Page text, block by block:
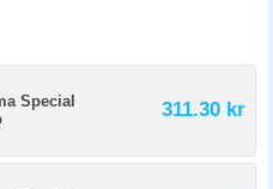
Special
311.30 kr